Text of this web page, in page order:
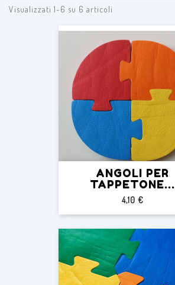
Visualizzati 1-6 su 6 articoli
ANGOLI PER
TAPPETONE...
Prezzo
4,10 €